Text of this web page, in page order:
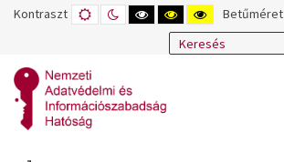
Kontraszt ALAPÉRTELMEZETT
MÓD
ÉJSZAKAI
MÓD
NAGY
KONTRASZTÚ
FEKETE-
FEHÉR
NAGY
KONTRASZTÚ
FEKETE
SÁRGA
NAGY
KONTRASZTÚ
SÁRGA
FEKETE
Betűméret